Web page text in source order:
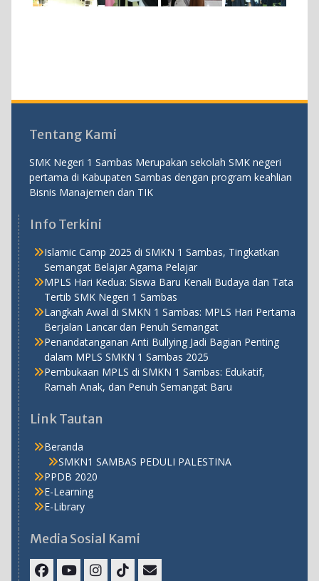
Tentang Kami
SMK Negeri 1 Sambas Merupakan sekolah SMK negeri
pertama di Kabupaten Sambas dengan program keahlian
Bisnis Manajemen dan TIK
Info Terkini
Islamic Camp 2025 di SMKN 1 Sambas, Tingkatkan
Semangat Belajar Agama Pelajar
MPLS Hari Kedua: Siswa Baru Kenali Budaya dan Tata
Tertib SMK Negeri 1 Sambas
Langkah Awal di SMKN 1 Sambas: MPLS Hari Pertama
Berjalan Lancar dan Penuh Semangat
Penandatanganan Anti Bullying Jadi Bagian Penting
dalam MPLS SMKN 1 Sambas 2025
Pembukaan MPLS di SMKN 1 Sambas: Edukatif,
Ramah Anak, dan Penuh Semangat Baru
Link Tautan
Beranda
SMKN1 SAMBAS PEDULI PALESTINA
PPDB 2020
E-Learning
E-Library
Media Sosial Kami